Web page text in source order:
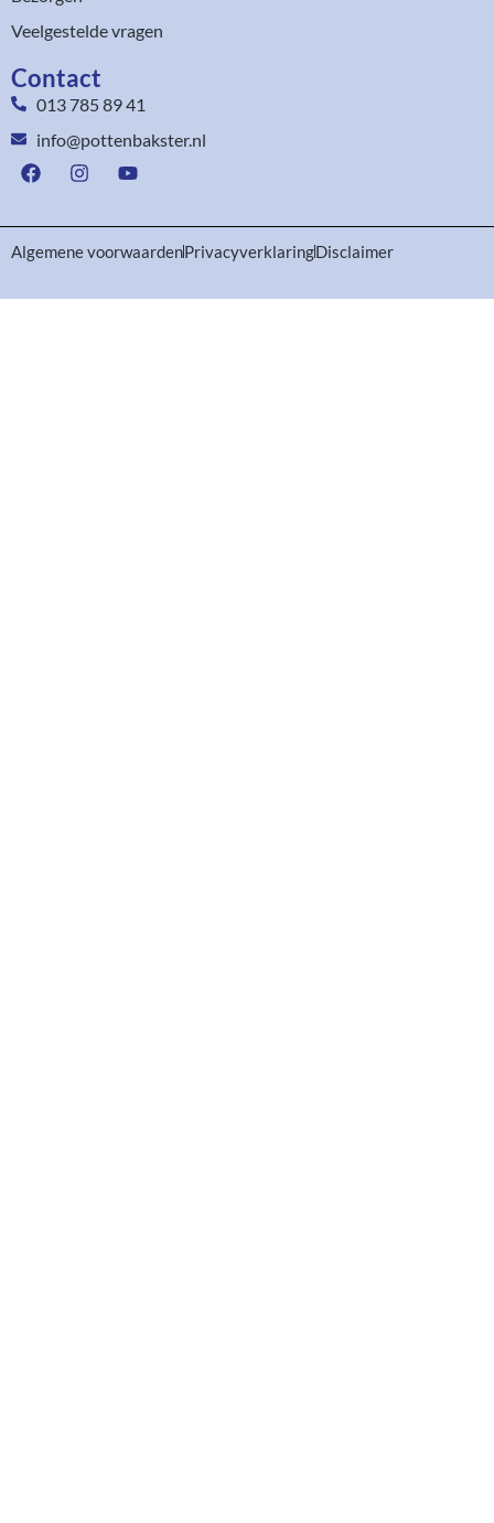
Veelgestelde vragen
Contact
013 785 89 41
info@pottenbakster.nl
Algemene voorwaardenPrivacyverklaringDisclaimer